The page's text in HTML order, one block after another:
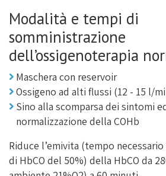
Modalità e tempi di
somministrazione
dell’ossigenoterapia
Maschera con reservoir
Ossigeno ad alti flussi (12 - 15 l/
Sino alla scomparsa dei sintomi
normalizzazione della COHb
Riduce l’emivita (tempo
di HbCO del 50%) della HbCO da